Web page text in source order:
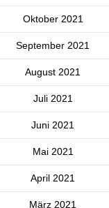
Oktober 2021
September 2021
August 2021
Juli 2021
Juni 2021
Mai 2021
April 2021
März 2021